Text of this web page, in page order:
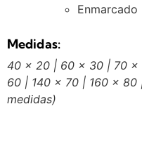
Enmarcado
Medidas:
40 x 20 | 60 x 30 | 70 x
60 | 140 x 70 | 160 x 80
medidas)